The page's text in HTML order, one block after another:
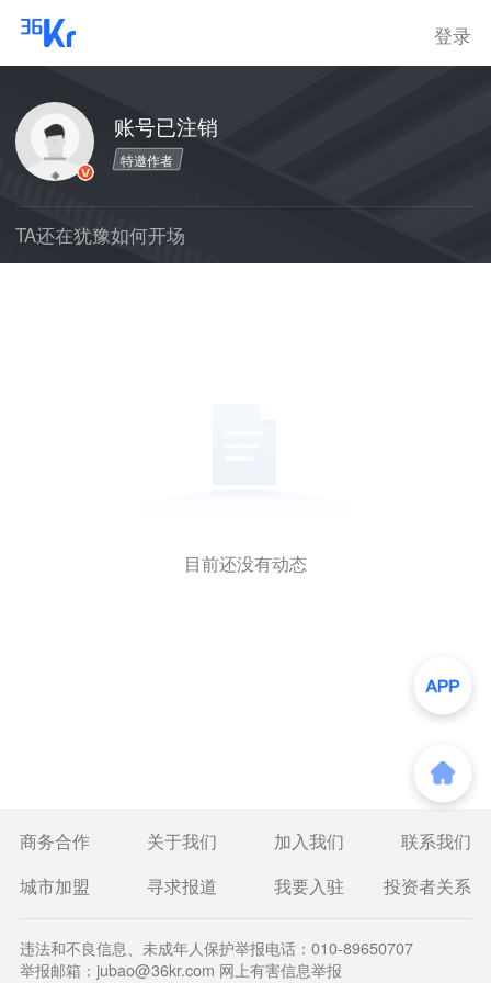
登录
账号已注销
特邀作者
TA还在犹豫如何开场
目前还没有动态
商务合作 关于我们 加入我们
联系我们
城市加盟
寻求报道 我要入驻 投资者关系
违法和不良信息、未成年人保护举报电话：010-89650707
举报邮箱：jubao@36kr.com 网上有害信息举报